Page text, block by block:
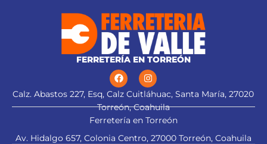
FERRETERÍA EN TORREÓN
Calz. Abastos 227, Esq, Calz Cuitláhuac, Santa María, 27020
Torreón, Coahuila
Ferretería en Torreón
Av. Hidalgo 657, Colonia Centro, 27000 Torreón, Coahuila